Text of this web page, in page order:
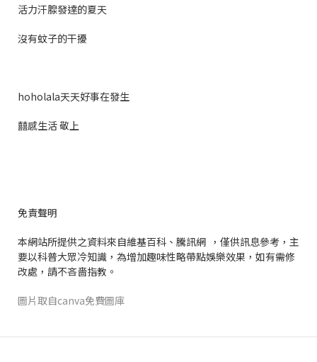
活力汗腺發達的夏天
沒有蚊子的干擾
hoholala天天好事在發生
囍感生活 敬上
免責聲明
本網站所提供之資料來自維基百科、騰訊網 ，僅供訊息參考，主
要以科普大眾冷知識，為增加趣味性略帶點娛樂效果，如有需修
改處，請不吝嗇指教。
圖片取自canva免費圖庫